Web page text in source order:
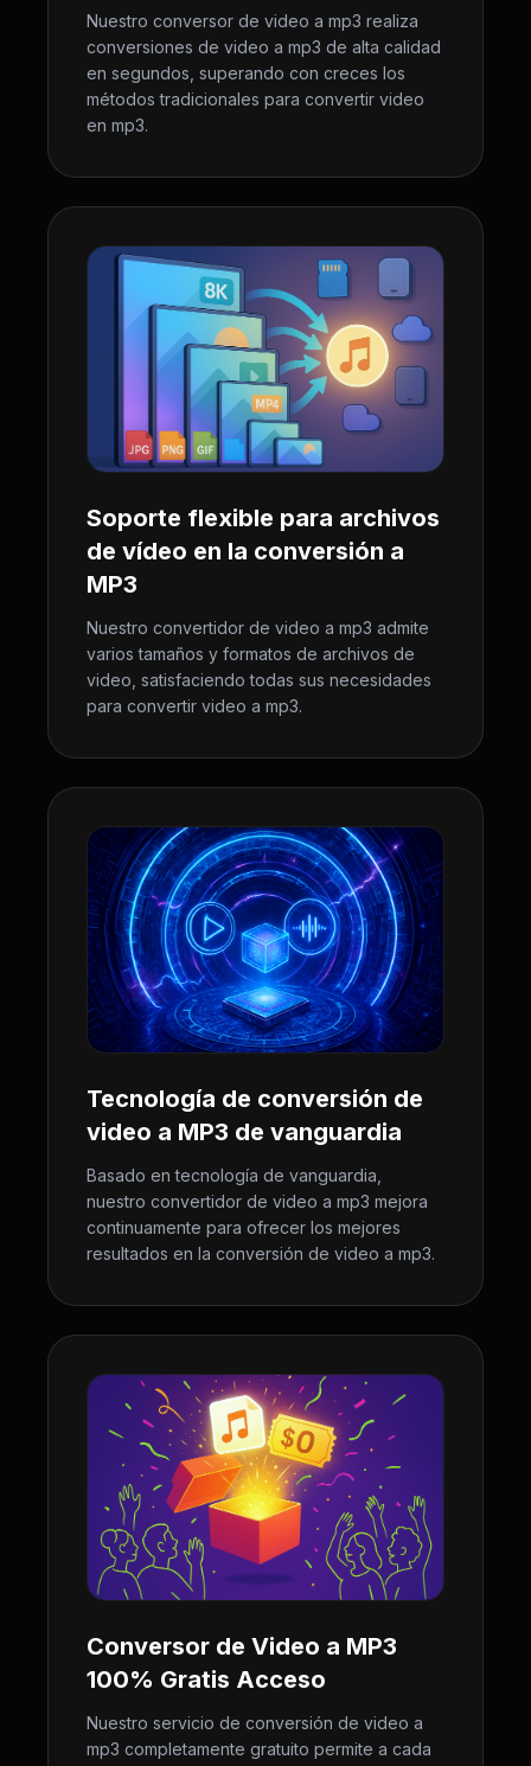
Nuestro conversor de video a mp3 realiza
conversiones de video a mp3 de alta calidad
en segundos, superando con creces los
métodos tradicionales para convertir video
en mp3.
Soporte flexible para archivos
de vídeo en la conversión a
MP3
Nuestro convertidor de video a mp3 admite
varios tamaños y formatos de archivos de
video, satisfaciendo todas sus necesidades
para convertir video a mp3.
Tecnología de conversión de
video a MP3 de vanguardia
Basado en tecnología de vanguardia,
nuestro convertidor de video a mp3 mejora
continuamente para ofrecer los mejores
resultados en la conversión de video a mp3.
Conversor de Video a MP3
100% Gratis Acceso
Nuestro servicio de conversión de video a
mp3 completamente gratuito permite a cada